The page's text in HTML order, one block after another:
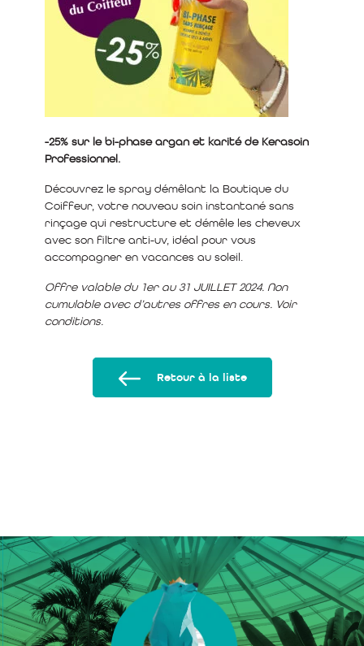
-25% sur le bi-phase argan et karité de Kerasoin
Professionnel.
Découvrez le spray démêlant la Boutique du
Coiffeur, votre nouveau soin instantané sans
rinçage qui restructure et démêle les cheveux
avec son filtre anti-uv, idéal pour vous
accompagner en vacances au soleil.
Offre valable du 1er au 31 JUILLET 2024. Non
cumulable avec d’autres offres en cours. Voir
conditions.
Retour à la liste